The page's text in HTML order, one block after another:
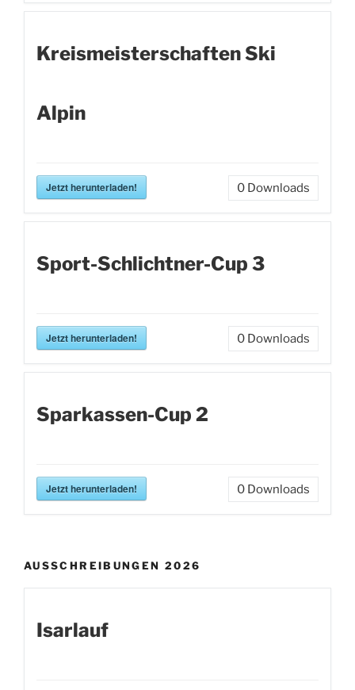
Kreismeisterschaften Ski
Alpin
Jetzt herunterladen! 0 Downloads
Sport-Schlichtner-Cup 3
Jetzt herunterladen! 0 Downloads
Sparkassen-Cup 2
Jetzt herunterladen! 0 Downloads
AUSSCHREIBUNGEN 2026
Isarlauf